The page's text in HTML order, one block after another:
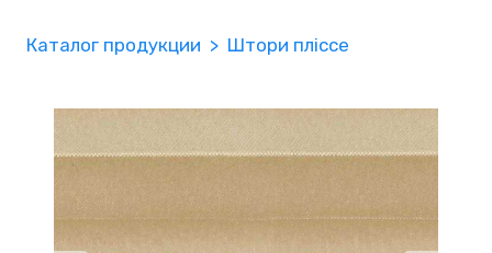
Каталог продукции Штори пліссе